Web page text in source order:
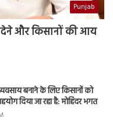
Punjab
देने और किसानों की आय
बनाने के लिए किसानों को
दिया जा रहा है: मोहिंदर भगत